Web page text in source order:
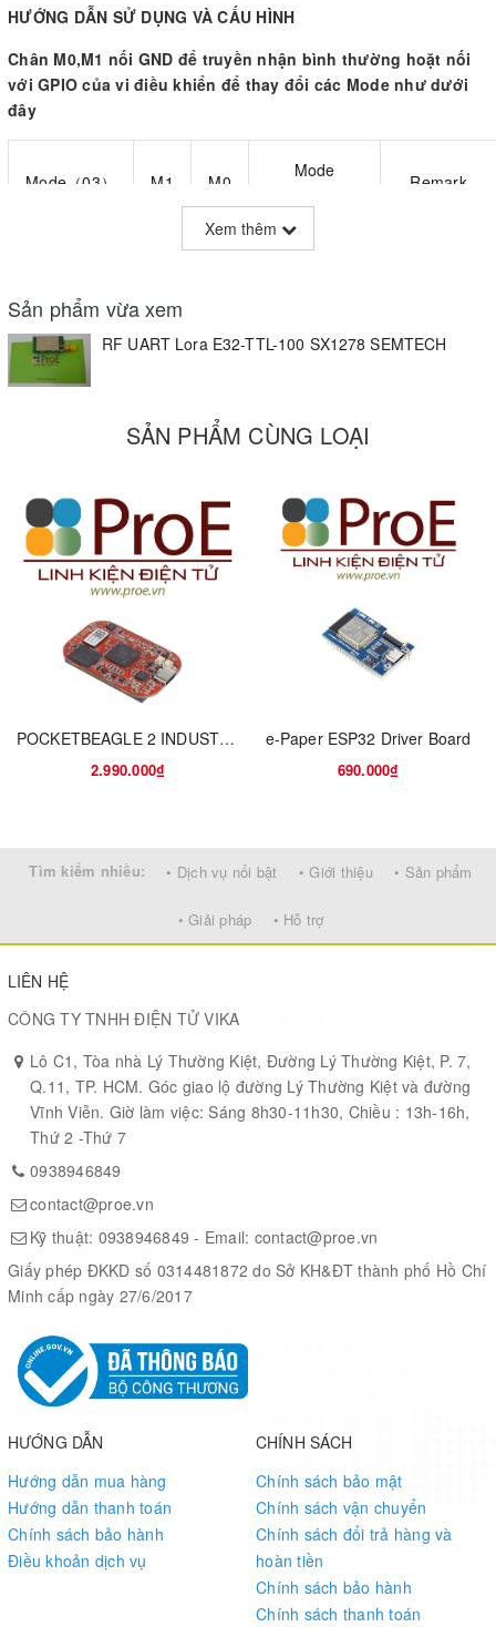
HƯỚNG DẪN SỬ DỤNG VÀ CẤU HÌNH
Chân M0,M1 nối GND để truyền nhận bình thường hoặt nối
với GPIO của vi điều khiển để thay đổi các Mode như dưới
đây
Mode（03） M1 M0
Mode
Remark
Mode 0
Normal
0 0
channel
transmission.
must be in
Mode 1
0
Serial port
open,
wireless
open. The
between
normal mode
increase
wake-up
transmission
so that it can
awaken the
receiver
mode 0,
Mode 2
Power
saving
1 0
Serial port
mode. It will
open the
2, cannot
Mode 3
The mode
will sleep
and can
receive
parameter
setting
For details,
pls refer
operating
parameter
Xem thêm
Sản phẩm vừa xem
RF UART Lora E32-TTL-100 SX1278 SEMTECH
SẢN PHẨM CÙNG LOẠI
POCKETBEAGLE 2 INDUSTRIAL
2.990.000₫
e-Paper ESP32 Driver Board
690.000₫
Tìm kiếm nhiều: • Dịch vụ nổi bật • Giới thiệu • Sản phẩm
• Giải pháp • Hỗ trợ
LIÊN HỆ
CÔNG TY TNHH ĐIỆN TỬ VIKA
Lô C1, Tòa nhà Lý Thường Kiệt, Đường Lý Thường Kiệt, P. 7,
Q.11, TP. HCM. Góc giao lộ đường Lý Thường Kiệt và đường
Vĩnh Viễn. Giờ làm việc: Sáng 8h30-11h30, Chiều : 13h-16h,
Thứ 2 -Thứ 7
0938946849
contact@proe.vn
Kỹ thuật: 0938946849 - Email: contact@proe.vn
Giấy phép ĐKKD số 0314481872 do Sở KH&ĐT thành phố Hồ Chí
Minh cấp ngày 27/6/2017
HƯỚNG DẪN
Hướng dẫn mua hàng
Hướng dẫn thanh toán
Chính sách bảo hành
Điều khoản dịch vụ
CHÍNH SÁCH
Chính sách bảo mật
Chính sách vận chuyển
Chính sách đổi trả hàng và
hoàn tiền
Chính sách bảo hành
Chính sách thanh toán